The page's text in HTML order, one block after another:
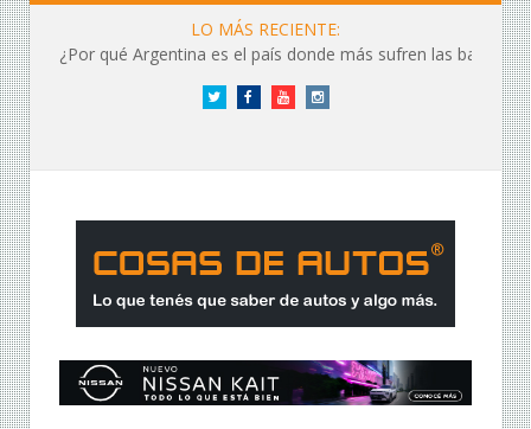
LO MÁS RECIENTE:
¿Por qué Argentina es el país donde más sufren las baterías?
Twitter FacebookYouTubeInstagram